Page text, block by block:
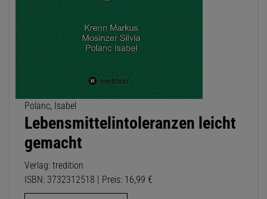
Polanc, Isabel
Lebensmittelintoleranzen leicht
gemacht
Verlag: tredition
ISBN: 3732312518 | Preis: 16,99 €